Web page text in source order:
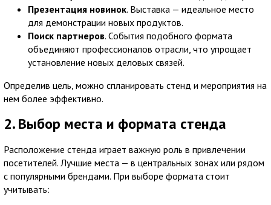
Презентация новинок. Выставка — идеальное место
для демонстрации новых продуктов.
Поиск партнеров. События подобного формата
объединяют профессионалов отрасли, что упрощает
установление новых деловых связей.
Определив цель, можно спланировать стенд и мероприятия на
нем более эффективно.
2. Выбор места и формата стенда
Расположение стенда играет важную роль в привлечении
посетителей. Лучшие места — в центральных зонах или рядом
с популярными брендами. При выборе формата стоит
учитывать: